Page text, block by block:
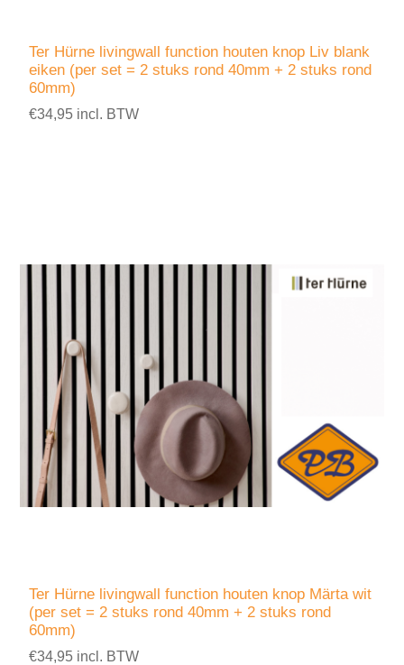
Ter Hürne livingwall function houten knop Liv blank
eiken (per set = 2 stuks rond 40mm + 2 stuks rond
60mm)
€34,95 incl. BTW
Ter Hürne livingwall function houten knop Märta wit
(per set = 2 stuks rond 40mm + 2 stuks rond
60mm)
€34,95 incl. BTW